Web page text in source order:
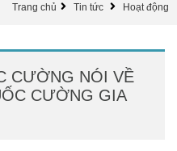
Trang chủ Tin tức Hoạt động
CƯỜNG NÓI VỀ
CƯỜNG GIA